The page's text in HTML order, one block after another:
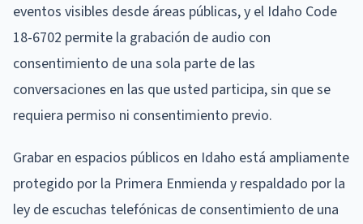
eventos visibles desde áreas públicas, y el Idaho Code
18-6702 permite la grabación de audio con
consentimiento de una sola parte de las
conversaciones en las que usted participa, sin que se
requiera permiso ni consentimiento previo.
Grabar en espacios públicos en Idaho está ampliamente
protegido por la Primera Enmienda y respaldado por la
ley de escuchas telefónicas de consentimiento de una